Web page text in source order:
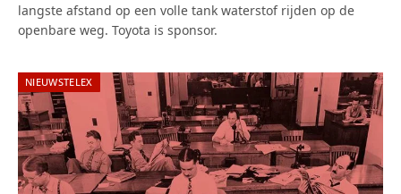
langste afstand op een volle tank waterstof rijden op de
openbare weg. Toyota is sponsor.
NIEUWSTELEX